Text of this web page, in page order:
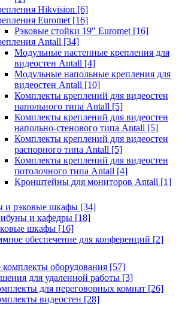
Hikvision [6]
Euromet [16]
Рэковые стойки 19" Euromet [16]
Antall [34]
Модульные настенные крепления для
видеостен Antall [4]
Модульные напольные крепления для
видеостен Antall [10]
Комплекты креплений для видеостен
напольного типа Antall [5]
Комплекты креплений для видеостен
напольно-стенового типа Antall [5]
Комплекты креплений для видеостен
распорного типа Antall [5]
Комплекты креплений для видеостен
потолочного типа Antall [4]
Кронштейны для мониторов Antall [1]
и рэковые шкафы [34]
и кафедры [18]
шкафы [16]
обеспечение для конференций [2]
комплекты оборудования [57]
для удаленной работы [3]
для переговорных комнат [26]
видеостен [28]